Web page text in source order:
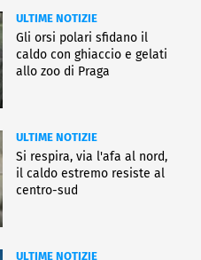
ULTIME NOTIZIE
Gli orsi polari sfidano il
caldo con ghiaccio e gelati
allo zoo di Praga
ULTIME NOTIZIE
Si respira, via l'afa al nord,
il caldo estremo resiste al
centro-sud
ULTIME NOTIZIE